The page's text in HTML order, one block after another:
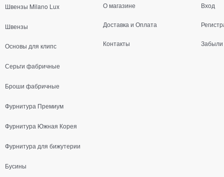
Швензы Milano Lux
Швензы
Основы для клипс
Серьги фабричные
Броши фабричные
Фурнитура Премиум
Фурнитура Южная Корея
Фурнитура для бижутерии
Бусины
О магазине
Доставка и Оплата
Контакты
Вход
Забыли